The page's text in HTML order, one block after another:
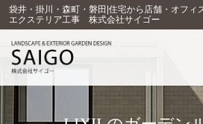
袋井・掛川・森町・磐田|住宅から店舗・オフィ
エクステリア工事 株式会社サイゴー